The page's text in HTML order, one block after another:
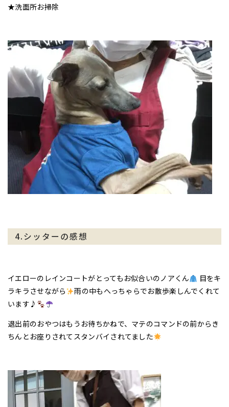
★洗面所お掃除
4.シッターの感想
イエローのレインコートがとってもお似合いのノアくん
目をキ
ラキラさせながら
雨の中もへっちゃらでお散歩楽しんでくれて
います♪
退出前のおやつはもうお待ちかねで、マテのコマンドの前からき
ちんとお座りされてスタンバイされてました